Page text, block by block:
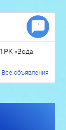
РК «Вода
Все объявления